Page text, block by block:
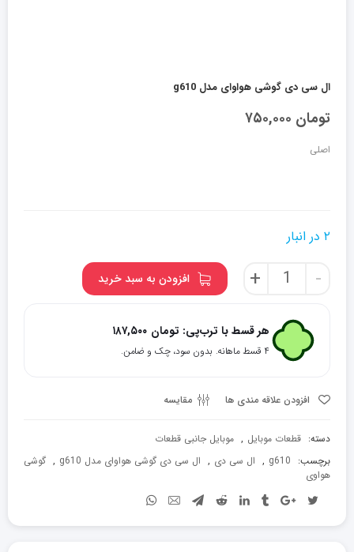
ال سی دی گوشی هواوای مدل g610
۷۵۰,۰۰۰ تومان
اصلی
۲ در انبار
-
گوشی
هواوای
مدل
عدد
+ افزودن به سبد خرید
هر قسط با ترب‌پی: ۱۸۷,۵۰۰ تومان
۴ قسط ماهانه. بدون سود، چک و ضامن.
افزودن علاقه مندی ها مقایسه
دسته: قطعات موبایل , موبایل جانبی قطعات
برچسب: g610
, ال سی دی , ال سی دی گوشی هواوای مدل g610 , گوشی
هواوی